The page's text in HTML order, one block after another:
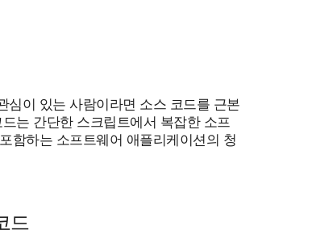
심이 있는 사람이라면 소스 코드를 근본
는 간단한 스크립트에서 복잡한 소프
함하는 소프트웨어 애플리케이션의 청
드